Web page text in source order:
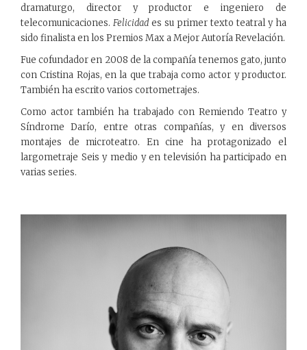
dramaturgo, director y productor e ingeniero de
telecomunicaciones.Felicidad es su primer texto teatral y ha
sido finalista en los Premios Max a Mejor Autoría Revelación.
Fue cofundador en 2008 de la compañía tenemos gato, junto
con Cristina Rojas, en la que trabaja como actor y productor.
También ha escrito varios cortometrajes.
Como actor también ha trabajado con Remiendo Teatro y
Síndrome Darío, entre otras compañías, y en diversos
montajes de microteatro. En cine ha protagonizado el
largometraje Seis y medio y en televisión ha participado en
varias series.